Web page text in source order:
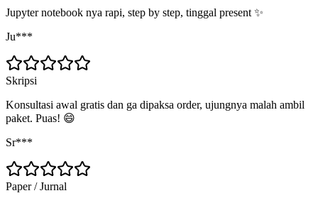
Jupyter notebook nya rapi, step by step, tinggal present ✨
Ju***
Skripsi
Konsultasi awal gratis dan ga dipaksa order, ujungnya malah ambil
paket. Puas! 😄
Sr***
Paper / Jurnal